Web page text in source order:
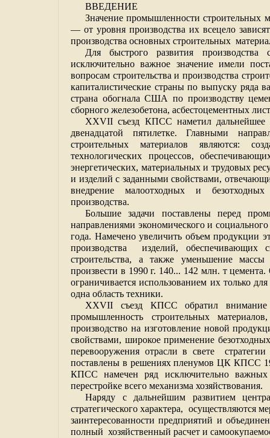
ВВЕДЕНИЕ
Значение промышленности строительных
— от уровня производства их всецело
производства основных строительных
Для быстрого развития производства
исключительно важное значение имели
вопросам строительства и производства
капиталистические страны по выпуску ряда
страна обогнала США по производству
сборного железобетона, асбестоцементных
XXVII съезд КПСС наметил дальнейшее
двенадцатой пятилетке. Главными
строительных материалов являются:
технологических процессов,
энергетических, материальных и трудовых
и изделий с заданными свойствами,
внедрение малоотходных и
производства.
Большие задачи поставлены перед
направлениями экономического и
года. Намечено увеличить объем продукции
производства
изделий, обеспечивающих
строительства, а также уменьшение
произвести в 1990 г. 140... 142 млн. т
ограничивается использованием их только
одна область техники.
XXVII съезд КПСС обратил внимание
промышленность строительных
производство на изготовление новой
свойствами, широкое применение
перевооружения отрасли в свете
поставлены в решениях пленумов ЦК КПСС
КПСС намечен ряд исключительно важных
перестройке всего механизма хозяйствования.
Наряду с дальнейшим развитием
стратегического характера, осуществляются
заинтересованности предприятий и
полный хозяйственный расчет и